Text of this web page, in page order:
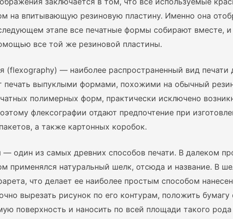
на впитывающую резиновую пластину. Именно она
этапе все печатные формы собирают вместе, и
все той же резиновой пластины.
(flexography) — наиболее распространенный вид
печать выпуклыми формами, похожими на обычный
полимерных форм, практически исключено
флексографии отдают предпочтение при
а также картонных коробок.
один из самых древних способов печати. В далеком
применялся натуральный шелк, отсюда и название. В
что делает ее наиболее простым способом
вырезать рисунок по его контурам, положить
поверхность и наносить по всей площади такого